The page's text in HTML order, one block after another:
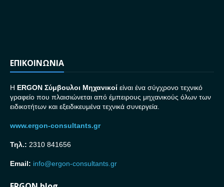
ΕΠΙΚΟΙΝΩΝΙΑ
H ERGON Σύμβουλοι Μηχανικοί είναι ένα σύγχρονο τεχνικό
γραφείο που πλαισιώνεται από έμπειρους μηχανικούς όλων των
ειδικοτήτων και εξειδικευμένα τεχνικά συνεργεία.
www.ergon-consultants.gr
Τηλ.: 2310 841656
Email: info@ergon-consultants.gr